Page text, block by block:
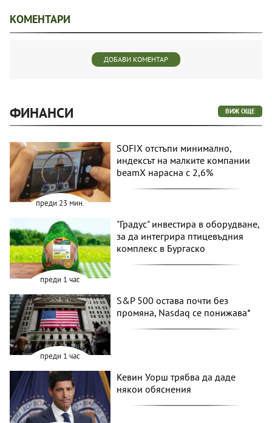
КОМЕНТАРИ
ДОБАВИ КОМЕНТАР
ФИНАНСИ ВИЖ ОЩЕ
преди 23 мин.
SOFIX отстъпи минимално,
индексът на малките компании
beamX нарасна с 2,6%
преди 1 час
"Градус" инвестира в оборудване,
за да интегрира птицевъдния
комплекс в Бургаско
преди 1 час
S&P 500 остава почти без
промяна, Nasdaq се понижава*
Кевин Уорш трябва да даде
някои обяснения